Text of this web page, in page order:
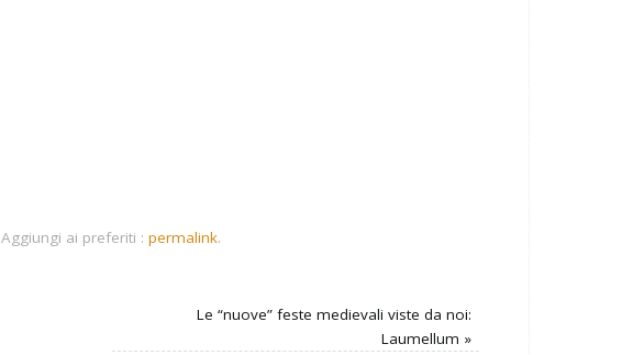
Aggiungi ai preferiti : permalink.
Le “nuove” feste medievali viste da noi:
Laumellum »